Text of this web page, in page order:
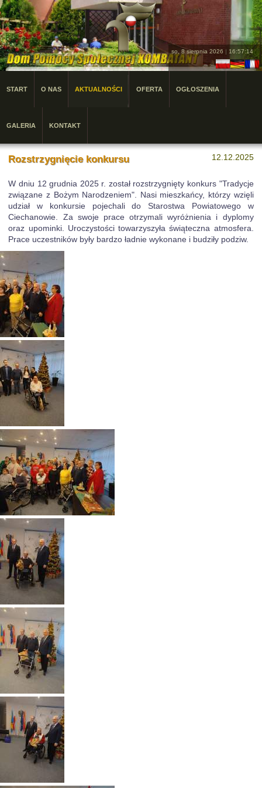
START O NAS AKTUALNOŚCI OFERTA OGŁOSZENIA
GALERIA KONTAKT
so, 8 sierpnia 2026 | 16:57:14
12.12.2025
Rozstrzygnięcie konkursu
W dniu 12 grudnia 2025 r. został rozstrzygnięty konkurs "Tradycje
związane z Bożym Narodzeniem". Nasi mieszkańcy, którzy wzięli
udział w konkursie pojechali do Starostwa Powiatowego w
Ciechanowie. Za swoje prace otrzymali wyróżnienia i dyplomy
oraz upominki. Uroczystości towarzyszyła świąteczna atmosfera.
Prace uczestników były bardzo ładnie wykonane i budziły podziw.